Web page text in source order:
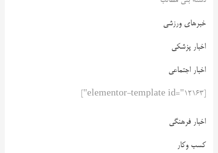
خبرهای ورزشی
اخبار پزشکی
اخبار اجتماعی
اخبار فرهنگی
کسب وکار